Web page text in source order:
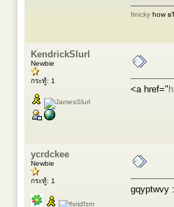
finicky how
KendrickSlurl
Newbie
กระทู้: 1
<a href="
ycrdckee
Newbie
กระทู้: 1
gqyptwvy :